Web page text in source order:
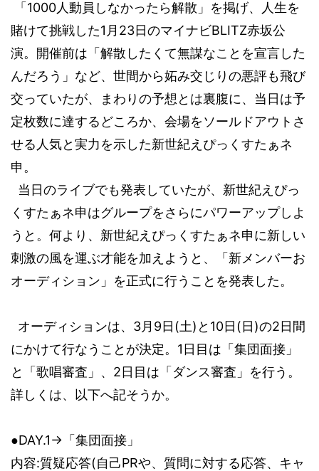
「 1000人動員しなかったら解散」を掲げ、人生を
賭けて挑戦した1 月 23日のマイナビBLITZ赤坂公
演。開催前は「解散したくて無謀なことを宣言した
んだろう」など、世間から妬み交じりの悪評も飛び
交っていたが、まわりの予想 とは裏腹に、当日は予
定枚数に達するどころか、会場をソールドアウトさ
せる人気と実力を示した新世紀えぴっくすたぁネ
申。
当日のライブでも発表していたが、新世紀えぴっ
くすたぁネ申はグループをさらにパワーアップしよ
うと。何より、新世紀えぴっくすたぁネ申に新しい
刺激の風を運ぶ才能を加えようと、「新メンバーお
オーディション 」を正式に行うことを発表した。
オーディションは、 3月 9日 (土) と 10日 (日)の2日間
にかけて行なうことが決定。 1 日目は「集団面接」
と「歌唱審査」、 2日目は「ダンス審査」を行う。
詳しくは、以下へ記そうか。
●DAY.1→ 「集団面接」
内容:質疑応答(自己PRや、質問に対する応答、キャ